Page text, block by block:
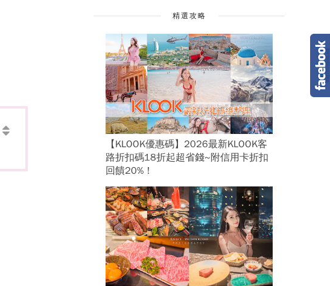
精選攻略
【KLOOK優惠碼】2026最新KLOOK客
路折扣碼18折起超省錢~附信用卡折扣
回饋20%！